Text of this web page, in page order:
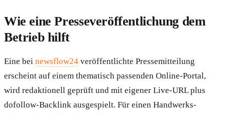
Wie eine Presseveröffentlichung dem
Betrieb hilft
Eine bei newsflow24 veröffentlichte Pressemitteilung
erscheint auf einem thematisch passenden Online-Portal,
wird redaktionell geprüft und mit eigener Live-URL plus
dofollow-Backlink ausgespielt. Für einen Handwerks-